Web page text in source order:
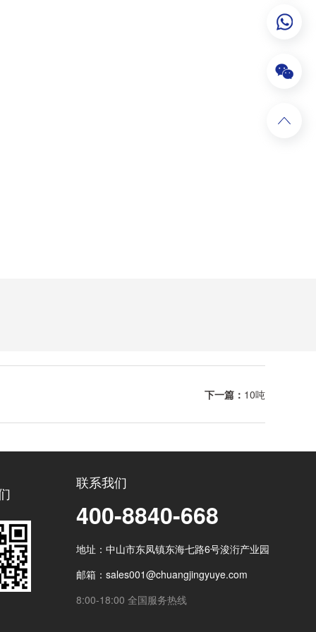
下一篇： 10吨
联系我们
400-8840-668
地址：中山市东凤镇东海七路6号浚洐产业园
邮箱：sales001@chuangjingyuye.com
8:00-18:00 全国服务热线